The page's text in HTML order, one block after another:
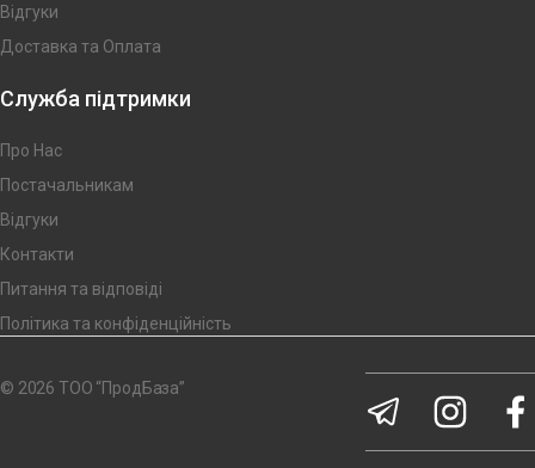
Відгуки
Доставка та Оплата
Служба підтримки
Про Нас
Постачальникам
Відгуки
Контакти
Питання та відповіді
Політика та конфіденційність
© 2026 ТОО “ПродБаза”